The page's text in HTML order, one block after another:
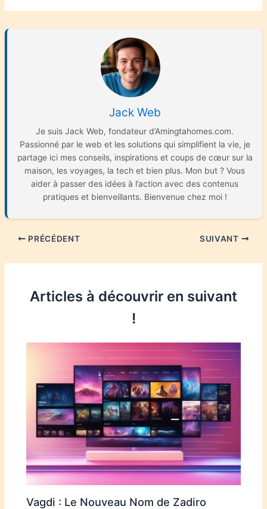
Jack Web
Je suis Jack Web, fondateur d’Amingtahomes.com.
Passionné par le web et les solutions qui simplifient la vie, je
partage ici mes conseils, inspirations et coups de cœur sur la
maison, les voyages, la tech et bien plus. Mon but ? Vous
aider à passer des idées à l’action avec des contenus
pratiques et bienveillants. Bienvenue chez moi !
PRÉCÉDENT SUIVANT
Articles à découvrir en suivant
!
Vagdi : Le Nouveau Nom de Zadiro